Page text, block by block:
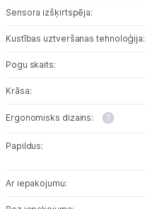
Sensora izšķirtspēja:
Kustības uztveršanas tehnoloģija:
Pogu skaits:
Krāsa:
Ergonomisks dizains:
Papildus:
Ar iepakojumu: